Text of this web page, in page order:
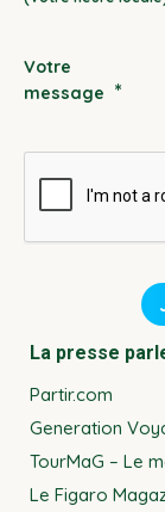
Votre
message *
La presse
Partir.com
Generation
TourMaG – Le
Le Figaro